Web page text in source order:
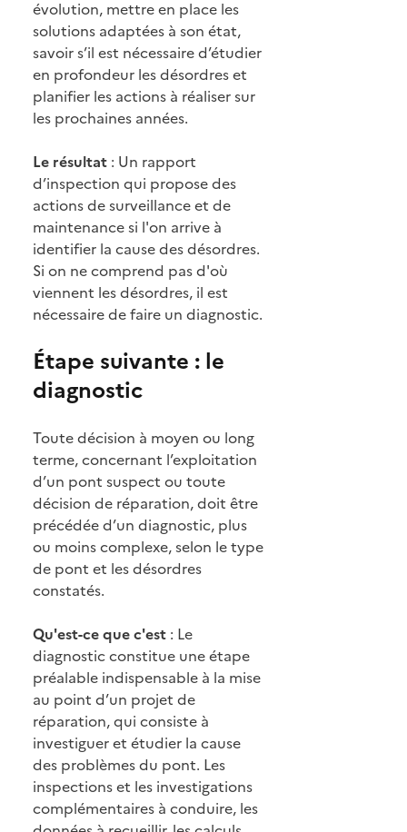
évolution, mettre en place les
solutions adaptées à son état,
savoir s’il est nécessaire d’étudier
en profondeur les désordres et
planifier les actions à réaliser sur
les prochaines années.
Le résultat : Un rapport
d’inspection qui propose des
actions de surveillance et de
maintenance si l'on arrive à
identifier la cause des désordres.
Si on ne comprend pas d'où
viennent les désordres, il est
nécessaire de faire un diagnostic.
Étape suivante : le
diagnostic
Toute décision à moyen ou long
terme, concernant l’exploitation
d’un pont suspect ou toute
décision de réparation, doit être
précédée d’un diagnostic, plus
ou moins complexe, selon le type
de pont et les désordres
constatés.
Qu'est-ce que c'est : Le
diagnostic constitue une étape
préalable indispensable à la mise
au point d’un projet de
réparation, qui consiste à
investiguer et étudier la cause
des problèmes du pont. Les
inspections et les investigations
complémentaires à conduire, les